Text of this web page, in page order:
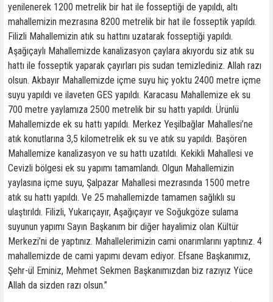
yenilenerek 1200 metrelik bir hat ile fosseptiği de yapıldı, altı
mahallemizin mezrasına 8200 metrelik bir hat ile fosseptik yapıldı.
Filizli Mahallemizin atık su hattını uzatarak fosseptiği yapıldı.
Aşağıçaylı Mahallemizde kanalizasyon çaylara akıyordu siz atık su
hattı ile fosseptik yaparak çayırları pis sudan temizlediniz. Allah razı
olsun. Akbayır Mahallemizde içme suyu hiç yoktu 2400 metre içme
suyu yapıldı ve ilaveten GES yapıldı. Karacasu Mahallemize ek su
700 metre yaylamıza 2500 metrelik bir su hattı yapıldı. Ürünlü
Mahallemizde ek su hattı yapıldı. Merkez Yeşilbağlar Mahallesi’ne
atık konutlarına 3,5 kilometrelik ek su ve atık su yapıldı. Başören
Mahallemize kanalizasyon ve su hattı uzatıldı. Kekikli Mahallesi ve
Cevizli bölgesi ek su yapımı tamamlandı. Olgun Mahallemizin
yaylasına içme suyu, Şalpazar Mahallesi mezrasında 1500 metre
atık su hattı yapıldı. Ve 25 mahallemizde tamamen sağlıklı su
ulaştırıldı. Filizli, Yukarıçayır, Aşağıçayır ve Soğukgöze sulama
suyunun yapımı Sayın Başkanım bir diğer hayalimiz olan Kültür
Merkezi’ni de yaptınız. Mahallelerimizin cami onarımlarını yaptınız. 4
mahallemizde de cami yapımı devam ediyor. Efsane Başkanımız,
Şehr-ül Eminiz, Mehmet Sekmen Başkanımızdan biz razıyız Yüce
Allah da sizden razı olsun.”